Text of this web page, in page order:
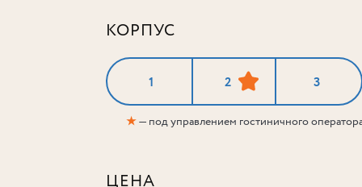
КОРПУС
1 2 3
★— под управлением гостиничного
ЦЕНА